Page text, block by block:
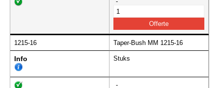
1215-16 Taper-Bush MM 1215-16
Info Stuks
-